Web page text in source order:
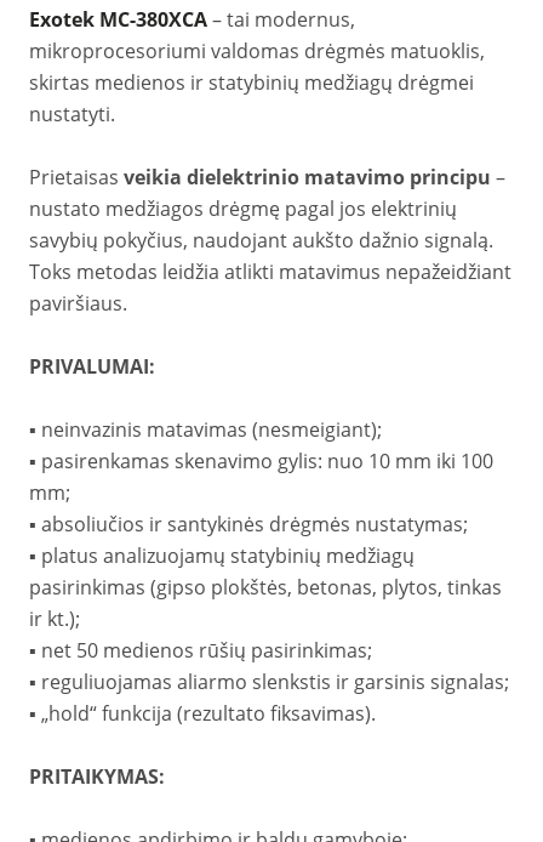
Exotek MC-380XCA– tai modernus,
mikroprocesoriumi valdomas drėgmės matuoklis,
skirtas medienos ir statybinių medžiagų drėgmei
nustatyti.
Prietaisas veikia dielektrinio matavimo principu –
nustato medžiagos drėgmę pagal jos elektrinių
savybių pokyčius, naudojant aukšto dažnio signalą.
Toks metodas leidžia atlikti matavimus nepažeidžiant
paviršiaus.
PRIVALUMAI:
▪️ neinvazinis matavimas (nesmeigiant);
▪️ pasirenkamas skenavimo gylis: nuo 10 mm iki 100
mm;
▪️ absoliučios ir santykinės drėgmės nustatymas;
▪️ platus analizuojamų statybinių medžiagų
pasirinkimas (gipso plokštės, betonas, plytos, tinkas
ir kt.);
▪️ net 50 medienos rūšių pasirinkimas;
▪️ reguliuojamas aliarmo slenkstis ir garsinis signalas;
▪️ „hold“ funkcija (rezultato fiksavimas).
PRITAIKYMAS: